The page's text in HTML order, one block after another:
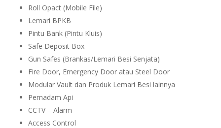
Roll Opact (Mobile File)
Lemari BPKB
Pintu Bank (Pintu Kluis)
Safe Deposit Box
Gun Safes (Brankas/Lemari Besi Senjata)
Fire Door, Emergency Door atau Steel Door
Modular Vault dan Produk Lemari Besi lainnya
Pemadam Api
CCTV – Alarm
Access Control